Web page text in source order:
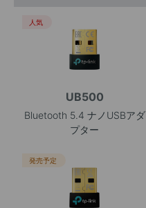
UB500
Bluetooth 5.4 ナノUSBアダ
プター
人気
発売予定